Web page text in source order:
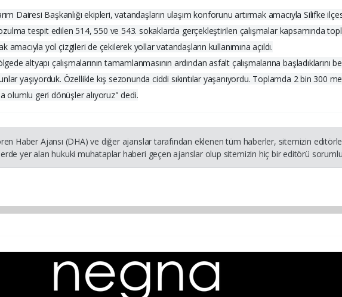
Dairesi Başkanlığı ekipleri, vatandaşların ulaşım konforunu artırmak amacıyla Silifke
tespit edilen 514, 550 ve 543. sokaklarda gerçekleştirilen çalışmalar kapsamında
amacıyla yol çizgileri de çekilerek yollar vatandaşların kullanımına açıldı.
altyapı çalışmalarının tamamlanmasının ardından asfalt çalışmalarına başladıklarını
yaşıyorduk. Özellikle kış sezonunda ciddi sıkıntılar yaşanıyordu. Toplamda 2 bin 300
olumlu geri dönüşler alıyoruz" dedi.
Haber Ajansı (DHA) ve diğer ajanslar tarafından eklenen tüm haberler, sitemizin
yer alan hukuki muhataplar haberi geçen ajanslar olup sitemizin hiç bir editörü